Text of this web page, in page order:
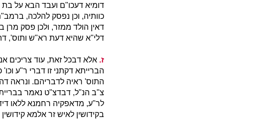
דומיא דעכו"ם ועבד הבא על
כוותיה, וכן נפסק להלכה,
דאין הולד ממזר, ולכן פסק
דלי"א שהיא דעת רא"ש ותוס',
ז. אלא דבכל זאת, עוד צריכים
הברייתא דקתני זו דברי ר"ע
התוס' ראיה לדבריהם. ונראה
צ"ב הנ"ל, דבדצ"ט נאמר
לר"ע, מדאפקיה רחמנא ללאו
בקידושין לאיש זר אלמא